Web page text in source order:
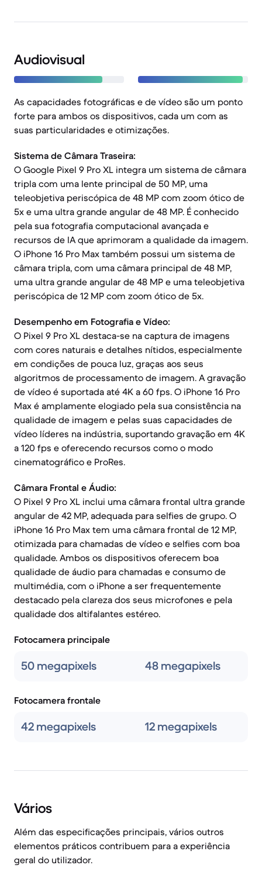
Audiovisual
As capacidades fotográficas e de vídeo são um ponto
forte para ambos os dispositivos, cada um com as
suas particularidades e otimizações.
Sistema de Câmara Traseira:
O Google Pixel 9 Pro XL integra um sistema de câmara
tripla com uma lente principal de 50 MP, uma
teleobjetiva periscópica de 48 MP com zoom ótico de
5x e uma ultra grande angular de 48 MP. É conhecido
pela sua fotografia computacional avançada e
recursos de IA que aprimoram a qualidade da imagem.
O iPhone 16 Pro Max também possui um sistema de
câmara tripla, com uma câmara principal de 48 MP,
uma ultra grande angular de 48 MP e uma teleobjetiva
periscópica de 12 MP com zoom ótico de 5x.
Desempenho em Fotografia e Vídeo:
O Pixel 9 Pro XL destaca-se na captura de imagens
com cores naturais e detalhes nítidos, especialmente
em condições de pouca luz, graças aos seus
algoritmos de processamento de imagem. A gravação
de vídeo é suportada até 4K a 60 fps. O iPhone 16 Pro
Max é amplamente elogiado pela sua consistência na
qualidade de imagem e pelas suas capacidades de
vídeo líderes na indústria, suportando gravação em 4K
a 120 fps e oferecendo recursos como o modo
cinematográfico e ProRes.
Câmara Frontal e Áudio:
O Pixel 9 Pro XL inclui uma câmara frontal ultra grande
angular de 42 MP, adequada para selfies de grupo. O
iPhone 16 Pro Max tem uma câmara frontal de 12 MP,
otimizada para chamadas de vídeo e selfies com boa
qualidade. Ambos os dispositivos oferecem boa
qualidade de áudio para chamadas e consumo de
multimédia, com o iPhone a ser frequentemente
destacado pela clareza dos seus microfones e pela
qualidade dos altifalantes estéreo.
Fotocamera principale
50 megapixels 48 megapixels
Fotocamera frontale
42 megapixels 12 megapixels
Vários
Além das especificações principais, vários outros
elementos práticos contribuem para a experiência
geral do utilizador.